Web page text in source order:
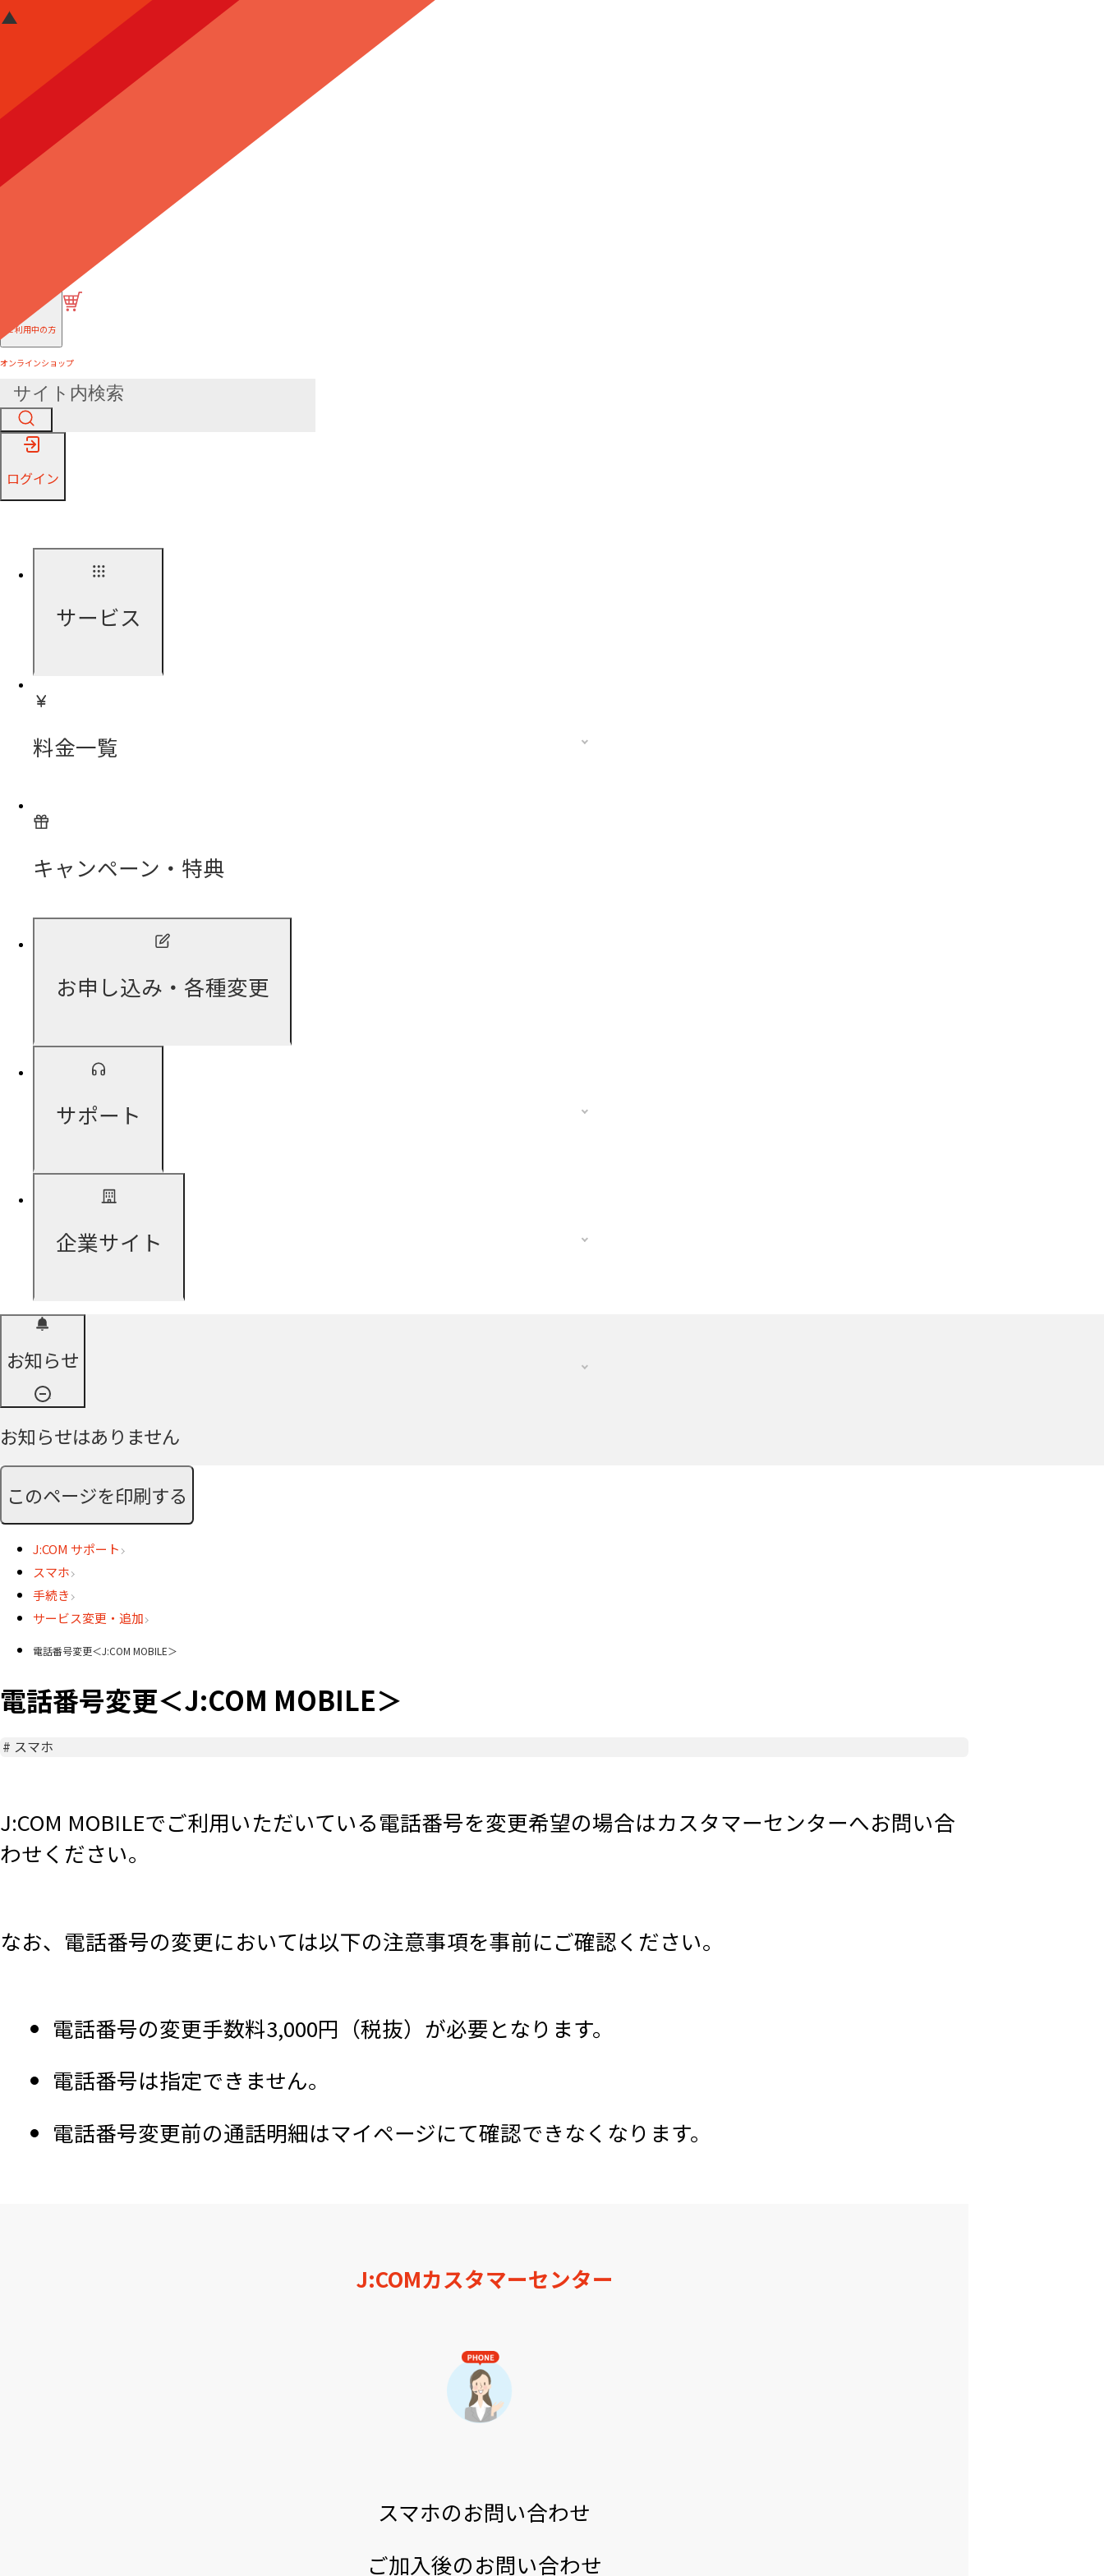
ご利用中の方
オンラインショップ
ログイン
サービス
料金一覧
キャンペーン・特典
お申し込み・各種変更
サポート
企業サイト
お知らせ
お知らせはありません
このページを印刷する
J:COM サポート
スマホ
手続き
サービス変更・追加
電話番号変更＜J:COM MOBILE＞
電話番号変更＜J:COM MOBILE＞
# スマホ
J:COM MOBILEでご利用いただいている電話番号を変更希望の場合はカスタマーセンターへお問い合
わせください。
なお、電話番号の変更においては以下の注意事項を事前にご確認ください。
電話番号の変更手数料3,000円（税抜）が必要となります。
電話番号は指定できません。
電話番号変更前の通話明細はマイページにて確認できなくなります。
J:COMカスタマーセンター
スマホのお問い合わせ
ご加入後のお問い合わせ